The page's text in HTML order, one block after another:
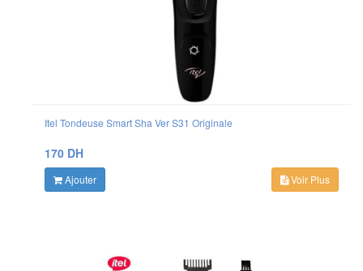
Itel Tondeuse Smart Sha Ver S31 Originale
170 DH
Ajouter Voir Plus